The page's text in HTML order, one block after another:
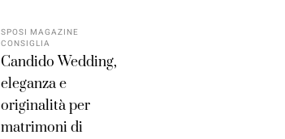
SPOSI MAGAZINE
CONSIGLIA
Candido Wedding,
eleganza e
originalità per
matrimoni di